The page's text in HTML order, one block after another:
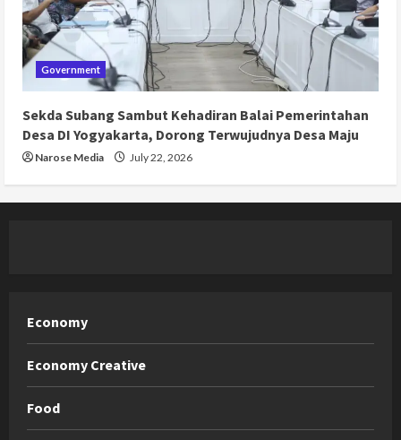
Government
Sekda Subang Sambut Kehadiran Balai Pemerintahan
Desa DI Yogyakarta, Dorong Terwujudnya Desa Maju
Narose Media July 22, 2026
Economy
Economy Creative
Food